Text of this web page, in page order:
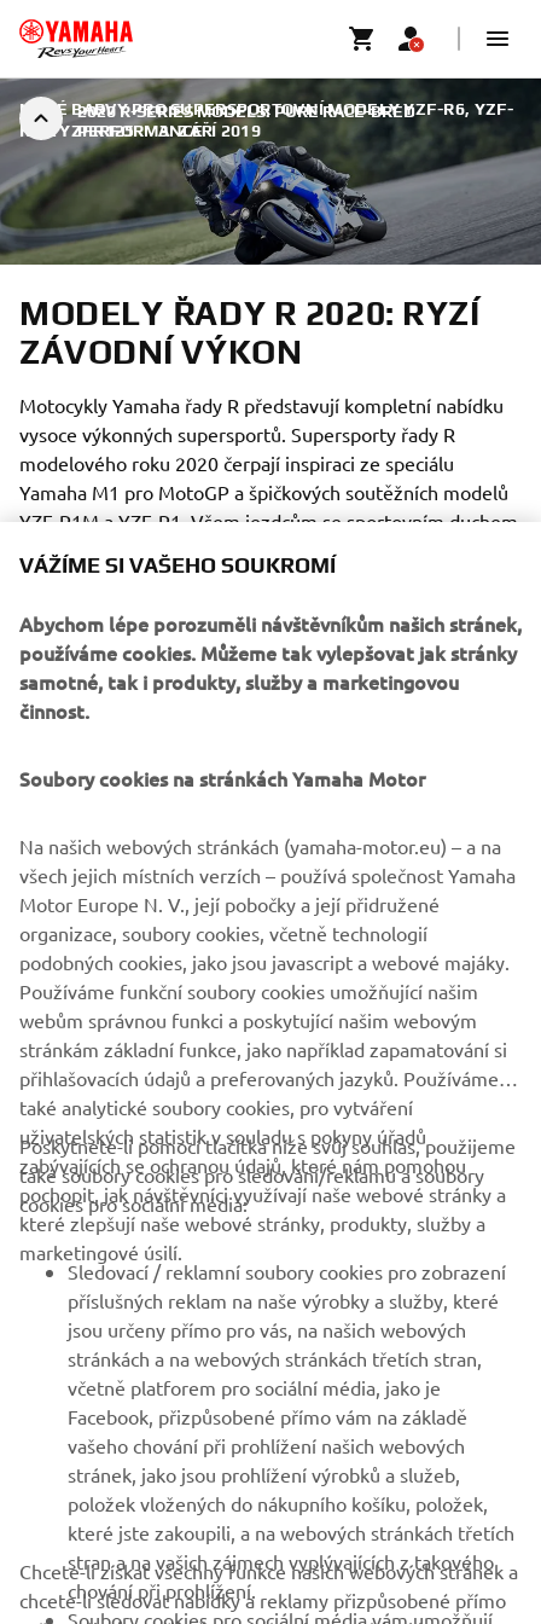
2020 R-SERIES MODELS: PURE RACE-BRED
PERFORMANCE
NOVÉ BARVY PRO SUPERSPORTOVNÍ MODELY YZF-R6, YZF-
R3 A YZFR125 | 3. ZÁŘÍ 2019
MODELY ŘADY R 2020: RYZÍ
ZÁVODNÍ VÝKON
Motocykly Yamaha řady R představují kompletní nabídku
vysoce výkonných supersportů. Supersporty řady R
modelového roku 2020 čerpají inspiraci ze speciálu
Yamaha M1 pro MotoGP a špičkových soutěžních modelů
YZF-R1M a YZF-R1. Všem jezdcům se sportovním duchem
dávají možnost rychlého zlepšování a postupu ve všech
objemových třídách.
Pro rok 2020 budou YZF-R6, YZF-R3 a YZF-R125 k
se vyznačují novým grafickým designem, včetně verze
motocyklů týmu Yamaha na mistrovství světa. Tato
vizuální identita tak posiluje silné rodinné vazby řady R a
zdůrazňuje jejich vyšlechtěnou závodní DNA.
2020 Supersport Models »
FIREMNÍ
B2B
VÍCE YAMAHA
PODPORA
ZPRAVODAJ
Získejte jako první informace o nejnovějších nabídkách,
speciálních akcích, nových verzích a mnoho dalšího
VÁŽÍME SI VAŠEHO SOUKROMÍ
Abychom lépe porozuměli návštěvníkům našich stránek,
používáme cookies. Můžeme tak vylepšovat jak stránky
samotné, tak i produkty, služby a marketingovou
činnost.
Soubory cookies na stránkách Yamaha Motor
Na našich webových stránkách (yamaha-motor.eu) – a na
všech jejich místních verzích – používá společnost Yamaha
Motor Europe N. V., její pobočky a její přidružené
organizace, soubory cookies, včetně technologií
podobných cookies, jako jsou javascript a webové majáky.
Používáme funkční soubory cookies umožňující našim
webům správnou funkci a poskytující našim webovým
stránkám základní funkce, jako například zapamatování si
přihlašovacích údajů a preferovaných jazyků. Používáme
také analytické soubory cookies, pro vytváření
uživatelských statistik v souladu s pokyny úřadů
zabývajících se ochranou údajů, které nám pomohou
pochopit, jak návštěvníci využívají naše webové stránky a
které zlepšují naše webové stránky, produkty, služby a
marketingové úsilí.
Poskytnete-li pomocí tlačítka níže svůj souhlas, použijeme
také soubory cookies pro sledování/reklamu a soubory
cookies pro sociální média:
Sledovací / reklamní soubory cookies pro zobrazení
příslušných reklam na naše výrobky a služby, které
jsou určeny přímo pro vás, na našich webových
stránkách a na webových stránkách třetích stran,
včetně platforem pro sociální média, jako je
Facebook, přizpůsobené přímo vám na základě
vašeho chování při prohlížení našich webových
stránek, jako jsou prohlížení výrobků a služeb,
položek vložených do nákupního košíku, položek,
které jste zakoupili, a na webových stránkách třetích
stran a na vašich zájmech vyplývajících z takového
chování při prohlížení.
Soubory cookies pro sociální média vám umožňují
Chcete-li získat všechny funkce našich webových stránek a
chcete-li sledovat nabídky a reklamy přizpůsobené přímo